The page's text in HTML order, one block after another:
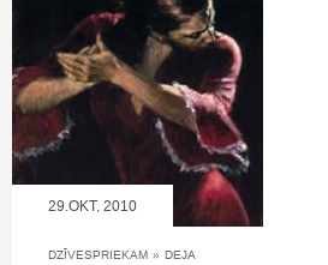
29.OKT, 2010
DZĪVESPRIEKAM » DEJA